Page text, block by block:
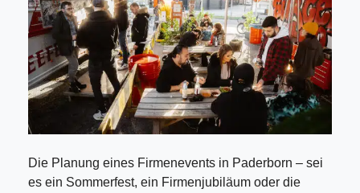
Die Planung eines Firmenevents in Paderborn – sei
es ein Sommerfest, ein Firmenjubiläum oder die